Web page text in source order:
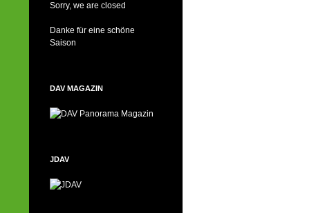
Sorry, we are closed
Danke für eine schöne
Saison
DAV MAGAZIN
JDAV